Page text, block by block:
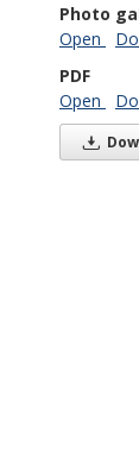
Photo
Open
PDF
Open